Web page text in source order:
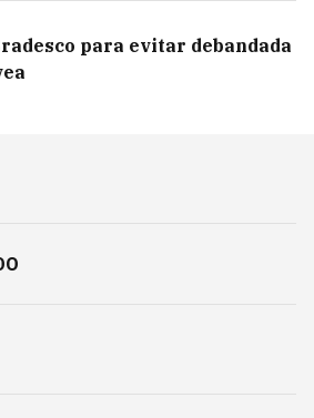
para evitar debandada